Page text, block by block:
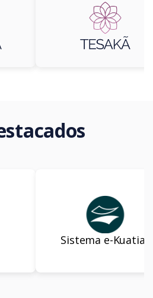
Sistema e-Kuatia’i